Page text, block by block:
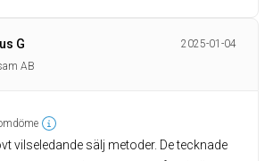
G
2025-01-04
AB
vilseledande sälj metoder. De tecknade